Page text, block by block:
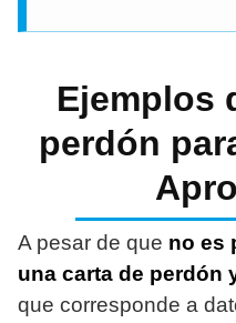
Ejemplos
perdón
A pesar de que no es
una carta de perdón
que corresponde a